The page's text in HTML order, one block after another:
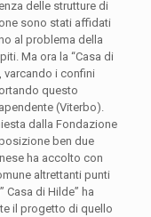
delle strutture di
sono stati affidati
al problema della
Ma ora la “Casa di
varcando i confini
questo
(Viterbo).
dalla Fondazione
ben due
ha accolto con
altrettanti punti
Casa di Hilde” ha
il progetto di quello